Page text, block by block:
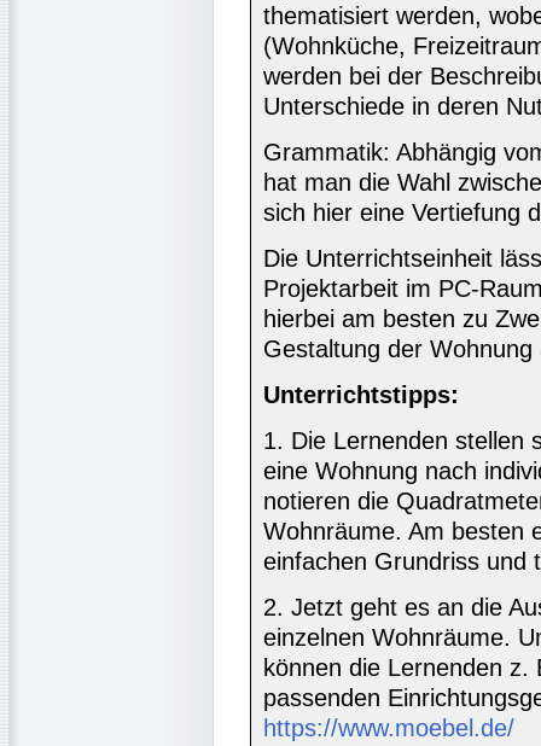
thematisiert werden,
(Wohnküche,
werden bei der
Unterschiede in deren
Grammatik: Abhängig
hat man die Wahl
sich hier eine Vertiefung
Die Unterrichtseinheit
Projektarbeit im PC-
hierbei am besten zu
Gestaltung der
Unterrichtstipps:
1. Die Lernenden stellen
eine Wohnung nach
notieren die
Wohnräume. Am besten
einfachen Grundriss und
2. Jetzt geht es an die
einzelnen Wohnräume.
können die Lernenden
passenden
https://www.moebel.de/